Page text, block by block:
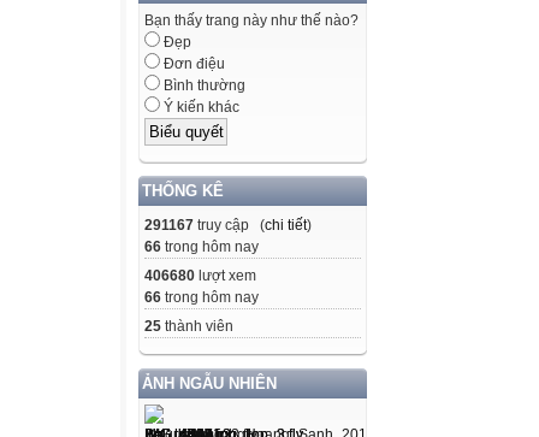
Bạn thấy trang này như thế nào?
Đẹp
Đơn điệu
Bình thường
Ý kiến khác
THỐNG KÊ
291167 truy cập (chi tiết)
66 trong hôm nay
406680 lượt xem
66 trong hôm nay
25 thành viên
ẢNH NGẪU NHIÊN